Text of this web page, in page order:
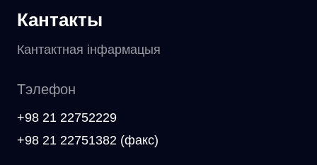
Кантакты
Кантактная інфармацыя
Тэлефон
+98 21 22752229
+98 21 22751382 (факс)